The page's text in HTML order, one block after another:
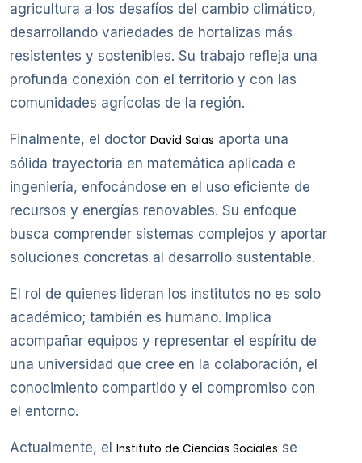
agricultura a los desafíos del cambio climático,
desarrollando variedades de hortalizas más
resistentes y sostenibles. Su trabajo refleja una
profunda conexión con el territorio y con las
comunidades agrícolas de la región.
Finalmente, el doctor David Salas aporta una
sólida trayectoria en matemática aplicada e
ingeniería, enfocándose en el uso eficiente de
recursos y energías renovables. Su enfoque
busca comprender sistemas complejos y aportar
soluciones concretas al desarrollo sustentable.
El rol de quienes lideran los institutos no es solo
académico; también es humano. Implica
acompañar equipos y representar el espíritu de
una universidad que cree en la colaboración, el
conocimiento compartido y el compromiso con
el entorno.
Actualmente, el Instituto de Ciencias Sociales se